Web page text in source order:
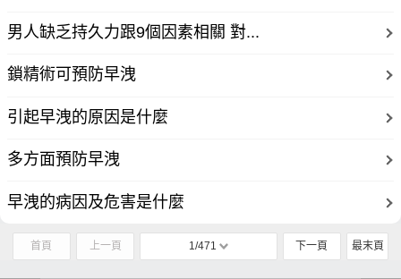
男人缺乏持久力跟9個因素相關 對...
鎖精術可預防早洩
引起早洩的原因是什麼
多方面預防早洩
早洩的病因及危害是什麼
首頁 上一頁 1/471 下一頁 最末頁